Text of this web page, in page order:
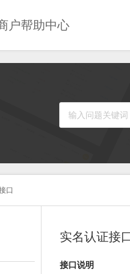
户帮助中心
口
实名认证接
接口说明